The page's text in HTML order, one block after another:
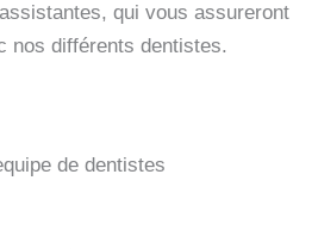
qui vous assureront
nos différents dentistes.
de dentistes